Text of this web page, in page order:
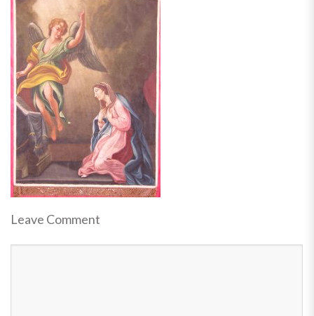
Leave Comment